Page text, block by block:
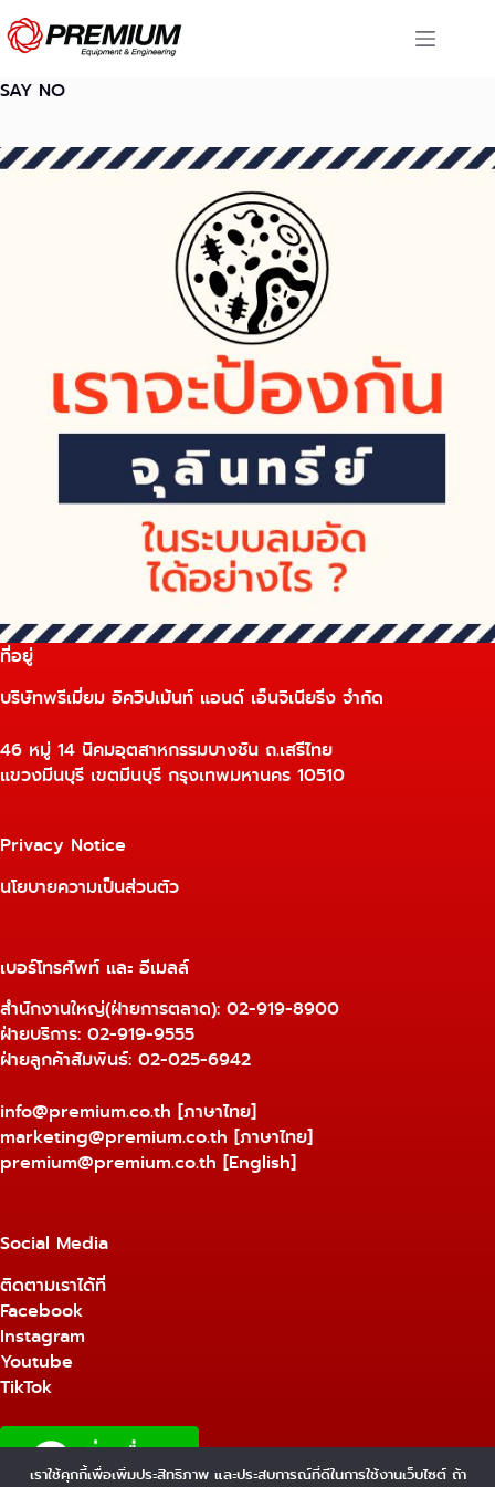
Skip
to
content
SAY NO
ที่อยู่
บริษัทพรีเมี่ยม อิควิปเม้นท์ แอนด์ เอ็นจิเนียริ่ง จำกัด
46 หมู่ 14 นิคมอุตสาหกรรมบางชัน ถ.เสรีไทย
แขวงมีนบุรี เขตมีนบุรี กรุงเทพมหานคร 10510
Privacy Notice
นโยบายความเป็นส่วนตัว
เบอร์โทรศัพท์ และ อีเมลล์
สำนักงานใหญ่(ฝ่ายการตลาด): 02-919-8900
ฝ่ายบริการ: 02-919-9555
ฝ่ายลูกค้าสัมพันธ์: 02-025-6942
info@premium.co.th [ภาษาไทย]
marketing@premium.co.th [ภาษาไทย]
premium@premium.co.th [English]
Social Media
ติดตามเราได้ที่
Facebook
Instagram
Youtube
TikTok
เราใช้คุกกี้เพื่อเพิ่มประสิทธิภาพ และประสบการณ์ที่ดีในการใช้งานเว็บไซต์ ถ้า
1